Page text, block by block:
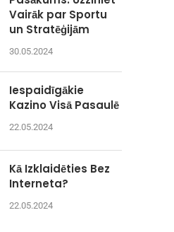
Vairāk par Sportu
un Stratēģijām
30.05.2024
Iespaidīgākie
Kazino Visā Pasaulē
22.05.2024
Kā Izklaidēties Bez
Interneta?
22.05.2024